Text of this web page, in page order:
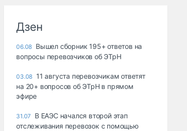
Дзен
06.08 Вышел сборник 195+ ответов на
вопросы перевозчиков об ЭТрН
03.08 11 августа перевозчикам ответят
на 20+ вопросов об ЭТрН в прямом
эфире
31.07
В ЕАЭС начался второй этап
отслеживания перевозок с помощью